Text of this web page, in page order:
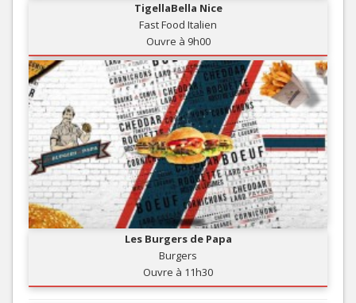
TigellaBella Nice
Fast Food Italien
Ouvre à 9h00
Les Burgers de Papa
Burgers
Ouvre à 11h30